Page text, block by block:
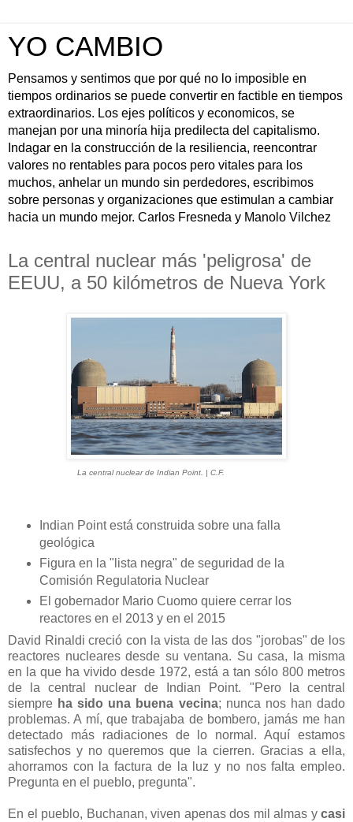
YO CAMBIO
Pensamos y sentimos que por qué no lo imposible en
tiempos ordinarios se puede convertir en factible en tiempos
extraordinarios. Los ejes políticos y economicos, se
manejan por una minoría hija predilecta del capitalismo.
Indagar en la construcción de la resiliencia, reencontrar
valores no rentables para pocos pero vitales para los
muchos, anhelar un mundo sin perdedores, escribimos
sobre personas y organizaciones que estimulan a cambiar
hacia un mundo mejor. Carlos Fresneda y Manolo Vilchez
La central nuclear más 'peligrosa' de
EEUU, a 50 kilómetros de Nueva York
La central nuclear de Indian Point. | C.F.
Indian Point está construida sobre una falla
geológica
Figura en la "lista negra" de seguridad de la
Comisión Regulatoria Nuclear
El gobernador Mario Cuomo quiere cerrar los
reactores en el 2013 y en el 2015
David Rinaldi creció con la vista de las dos "jorobas" de los
reactores nucleares desde su ventana. Su casa, la misma
en la que ha vivido desde 1972, está a tan sólo 800 metros
de la central nuclear de Indian Point. "Pero la central
siempre ha sido una buena vecina; nunca nos han dado
problemas. A mí, que trabajaba de bombero, jamás me han
detectado más radiaciones de lo normal. Aquí estamos
satisfechos y no queremos que la cierren. Gracias a ella,
ahorramos con la factura de la luz y no nos falta empleo.
Pregunta en el pueblo, pregunta".
En el pueblo, Buchanan, viven apenas dos mil almas y casi